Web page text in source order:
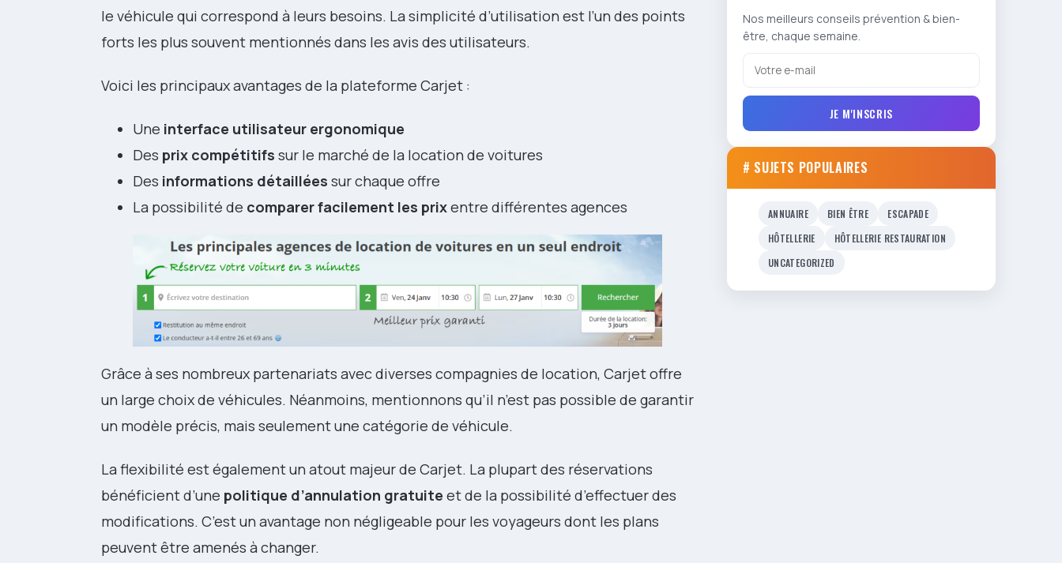
le véhicule qui correspond à leurs besoins. La simplicité d’utilisation est l’un des points
forts les plus souvent mentionnés dans les avis des utilisateurs.
Voici les principaux avantages de la plateforme Carjet :
Une interface utilisateur ergonomique
Des prix compétitifs sur le marché de la location de voitures
Des informations détaillées sur chaque offre
La possibilité de comparer facilement les prixentre différentes agences
Grâce à ses nombreux partenariats avec diverses compagnies de location, Carjet offre
un large choix de véhicules. Néanmoins, mentionnons qu’il n’est pas possible de garantir
un modèle précis, mais seulement une catégorie de véhicule.
La flexibilité est également un atout majeur de Carjet. La plupart des réservations
bénéficient d’une politique d’annulation gratuite et de la possibilité d’effectuer des
modifications. C’est un avantage non négligeable pour les voyageurs dont les plans
peuvent être amenés à changer.
Nos meilleurs conseils prévention & bien-
être, chaque semaine.
JE M'INSCRIS
# SUJETS POPULAIRES
ANNUAIRE BIEN ÊTRE
ESCAPADE
HÔTELLERIE
HÔTELLERIE RESTAURATION
UNCATEGORIZED